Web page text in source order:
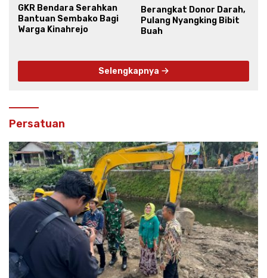
GKR Bendara Serahkan
Bantuan Sembako Bagi
Warga Kinahrejo
Berangkat Donor Darah,
Pulang Nyangking Bibit
Buah
Selengkapnya
Persatuan